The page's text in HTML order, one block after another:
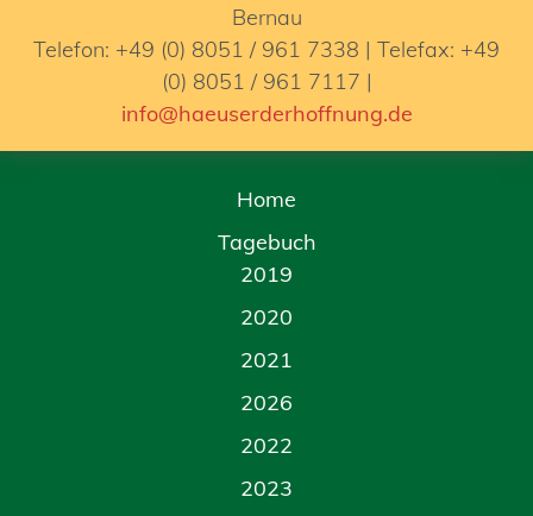
Bernau
Telefon: +49 (0) 8051 / 961 7338 | Telefax: +49
(0) 8051 / 961 7117 |
info@haeuserderhoffnung.de
Home
Tagebuch
2019
2020
2021
2026
2022
2023